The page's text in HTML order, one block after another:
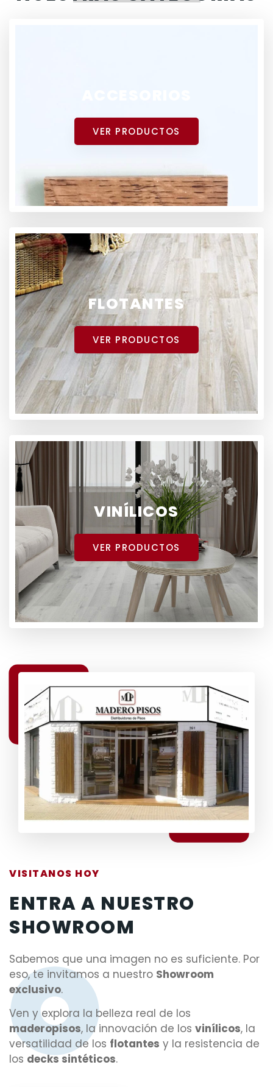
VER PRODUCTOS
FLOTANTES
VER PRODUCTOS
VINÍLICOS
VER PRODUCTOS
VISITANOS HOY
ENTRA A NUESTRO
SHOWROOM
Sabemos que una imagen no es suficiente. Por
eso, te invitamos a nuestro Showroom
exclusivo.
Ven y explora la belleza real de los
maderopisos, la innovación de los vinílicos, la
versatilidad de los flotantes y la resistencia de
los decks sintéticos.